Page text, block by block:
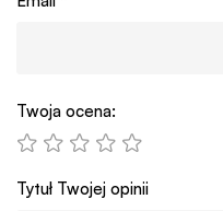
Twoja ocena:
Tytuł Twojej opinii